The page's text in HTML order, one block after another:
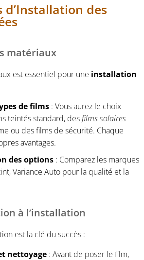
d’Installation des
matériaux
est essentiel pour une installation
de films : Vous aurez le choix
teintés standard, desfilms solaires
ou des films de sécurité. Chaque
avantages.
des options : Comparez les marques
Variance Auto pour la qualité et la
à l’installation
est la clé du succès :
nettoyage : Avant de poser le film,